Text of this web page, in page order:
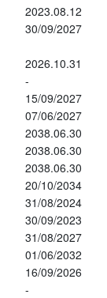
2023.08.12
30/09/2027
2026.10.31
-
15/09/2027
07/06/2027
2038.06.30
2038.06.30
2038.06.30
20/10/2034
31/08/2024
30/09/2023
31/08/2027
01/06/2032
16/09/2026
-